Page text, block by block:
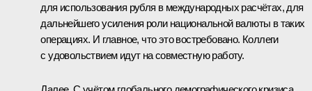
для использования рубля в международных расчётах, для
дальнейшего усиления роли национальной валюты в таких
операциях. И главное, что это востребовано. Коллеги
с удовольствием идут на совместную работу.